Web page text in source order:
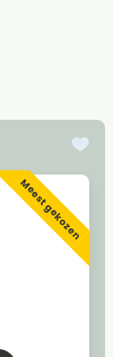
Meest gekozen